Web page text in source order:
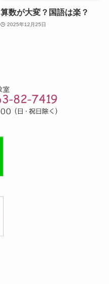
算数が大変？国語は楽？
2025年12月25日